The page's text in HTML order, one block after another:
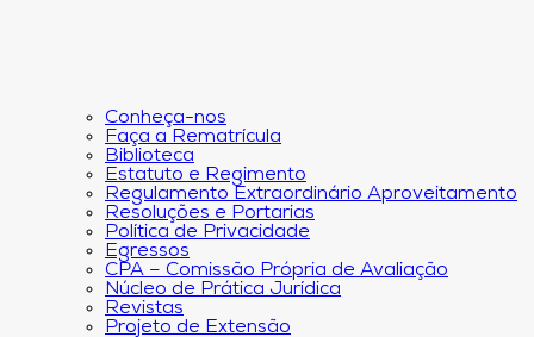
Conheça-nos
Faça a Rematrícula
Biblioteca
Estatuto e Regimento
Regulamento Extraordinário Aproveitamento
Resoluções e Portarias
Política de Privacidade
Egressos
CPA – Comissão Própria de Avaliação
Núcleo de Prática Jurídica
Revistas
Projeto de Extensão